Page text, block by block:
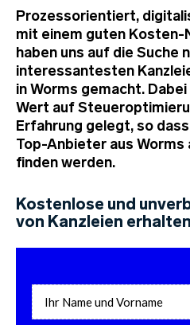
Prozessorientiert,
mit einem guten Kosten-
haben uns auf die Suche
interessantesten
in Worms gemacht.
Wert auf
Erfahrung gelegt, so
Top-Anbieter aus
finden werden.
Kostenlose und
von Kanzleien erhalten